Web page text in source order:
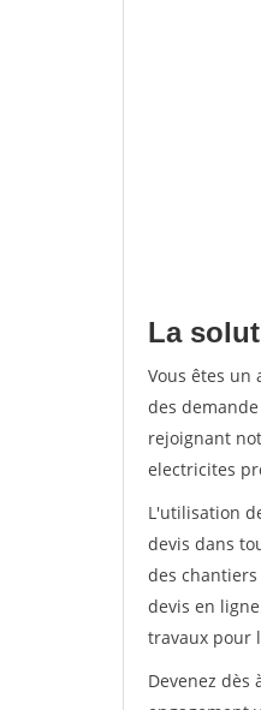
La
Vous êtes un
des
rejoignant
electricites
L'utilisation
devis dans
des chantiers
devis en
travaux pour
Devenez dès